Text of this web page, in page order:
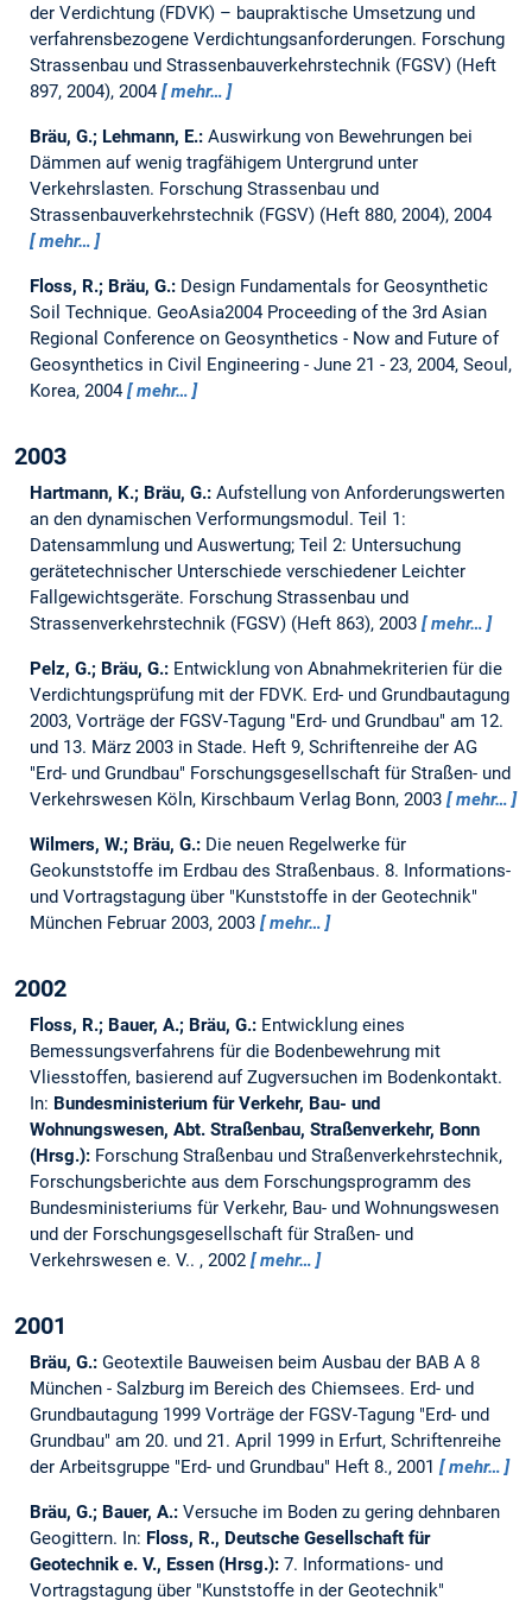
der Verdichtung (FDVK) – baupraktische Umsetzung und
verfahrensbezogene Verdichtungsanforderungen. Forschung
Strassenbau und Strassenbauverkehrstechnik (FGSV) (Heft
897, 2004), 2004
mehr…
Bräu, G.; Lehmann, E.: Auswirkung von Bewehrungen bei
Dämmen auf wenig tragfähigem Untergrund unter
Verkehrslasten. Forschung Strassenbau und
Strassenbauverkehrstechnik (FGSV) (Heft 880, 2004), 2004
mehr…
Floss, R.; Bräu, G.: Design Fundamentals for Geosynthetic
Soil Technique. GeoAsia2004 Proceeding of the 3rd Asian
Regional Conference on Geosynthetics - Now and Future of
Geosynthetics in Civil Engineering - June 21 - 23, 2004, Seoul,
Korea, 2004
mehr…
2003
Hartmann, K.; Bräu, G.: Aufstellung von Anforderungswerten
an den dynamischen Verformungsmodul. Teil 1:
Datensammlung und Auswertung; Teil 2: Untersuchung
gerätetechnischer Unterschiede verschiedener Leichter
Fallgewichtsgeräte. Forschung Strassenbau und
Strassenverkehrstechnik (FGSV) (Heft 863), 2003
mehr…
Pelz, G.; Bräu, G.: Entwicklung von Abnahmekriterien für die
Verdichtungsprüfung mit der FDVK. Erd- und Grundbautagung
2003, Vorträge der FGSV-Tagung "Erd- und Grundbau" am 12.
und 13. März 2003 in Stade. Heft 9, Schriftenreihe der AG
"Erd- und Grundbau" Forschungsgesellschaft für Straßen- und
Verkehrswesen Köln, Kirschbaum Verlag Bonn, 2003
mehr…
Wilmers, W.; Bräu, G.: Die neuen Regelwerke für
Geokunststoffe im Erdbau des Straßenbaus. 8. Informations-
und Vortragstagung über "Kunststoffe in der Geotechnik"
München Februar 2003, 2003
mehr…
2002
Floss, R.; Bauer, A.; Bräu, G.: Entwicklung eines
Bemessungsverfahrens für die Bodenbewehrung mit
Vliesstoffen, basierend auf Zugversuchen im Bodenkontakt.
In: Bundesministerium für Verkehr, Bau- und
Wohnungswesen, Abt. Straßenbau, Straßenverkehr, Bonn
(Hrsg.): Forschung Straßenbau und Straßenverkehrstechnik,
Forschungsberichte aus dem Forschungsprogramm des
Bundesministeriums für Verkehr, Bau- und Wohnungswesen
und der Forschungsgesellschaft für Straßen- und
Verkehrswesen e. V.. , 2002
mehr…
2001
Bräu, G.: Geotextile Bauweisen beim Ausbau der BAB A 8
München - Salzburg im Bereich des Chiemsees. Erd- und
Grundbautagung 1999 Vorträge der FGSV-Tagung "Erd- und
Grundbau" am 20. und 21. April 1999 in Erfurt, Schriftenreihe
der Arbeitsgruppe "Erd- und Grundbau" Heft 8., 2001
mehr…
Bräu, G.; Bauer, A.: Versuche im Boden zu gering dehnbaren
Geogittern. In: Floss, R., Deutsche Gesellschaft für
Geotechnik e. V., Essen (Hrsg.): 7. Informations- und
Vortragstagung über "Kunststoffe in der Geotechnik"